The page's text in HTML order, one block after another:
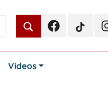
FacebookTikTok
Videos